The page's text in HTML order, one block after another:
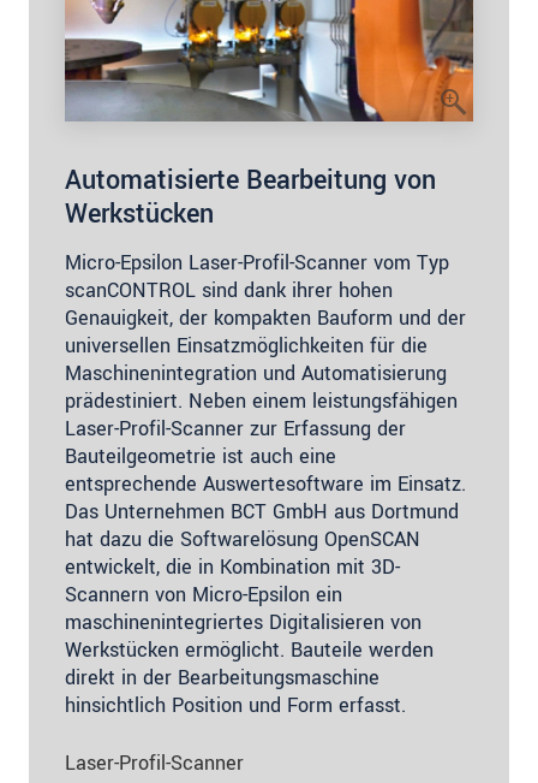
Automatisierte Bearbeitung von
Werkstücken
Micro-Epsilon Laser-Profil-Scanner vom Typ
scanCONTROL sind dank ihrer hohen
Genauigkeit, der kompakten Bauform und der
universellen Einsatzmöglichkeiten für die
Maschinenintegration und Automatisierung
prädestiniert. Neben einem leistungsfähigen
Laser-Profil-Scanner zur Erfassung der
Bauteilgeometrie ist auch eine
entsprechende Auswertesoftware im Einsatz.
Das Unternehmen BCT GmbH aus Dortmund
hat dazu die Softwarelösung OpenSCAN
entwickelt, die in Kombination mit 3D-
Scannern von Micro-Epsilon ein
maschinenintegriertes Digitalisieren von
Werkstücken ermöglicht. Bauteile werden
direkt in der Bearbeitungsmaschine
hinsichtlich Position und Form erfasst.
Laser-Profil-Scanner